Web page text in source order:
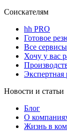
Соискателям
hh PRO
Готовое
Все сервисы
Хочу у вас
Экспертная
Новости и статьи
Блог
О
Жизнь в